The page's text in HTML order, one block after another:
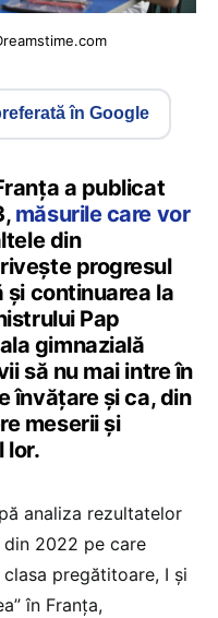
în Google
a publicat
măsurile care vor
din
progresul
și continuarea la
Pap
gimnazială
să nu mai intre în
învățare și ca, din
meserii și
lor.
analiza rezultatelor
din 2022 pe care
pregătitoare, I și
în Franța,